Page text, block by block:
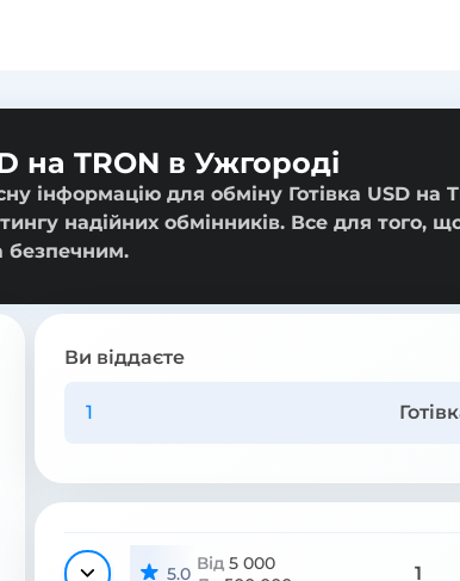
на TRON в Ужгороді
інформацію для обміну Готівка USD на
надійних обмінників. Все для того,
безпечним.
Ви віддаєте
5.0 Від 5 000
1